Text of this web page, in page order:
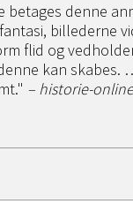
betages denne
billederne
flid og
kan skabes.
– historie-